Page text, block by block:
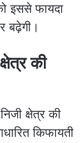
इससे फायदा
बढ़ेगी।
की
क्षेत्र की
किफायती